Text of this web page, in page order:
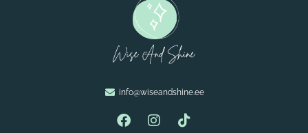
info@wiseandshine.ee